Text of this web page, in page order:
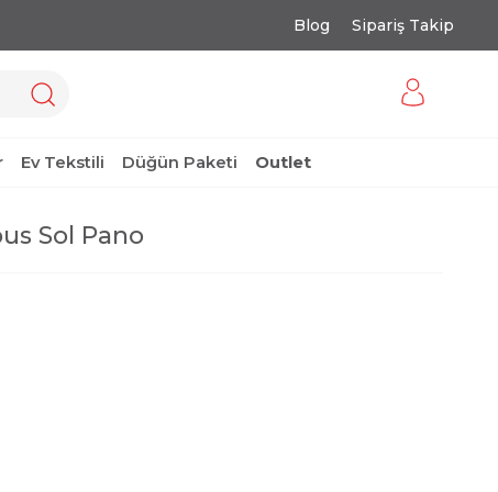
Blog Sipariş Takip
Ev Tekstili Düğün Paketi Outlet
Sol Pano